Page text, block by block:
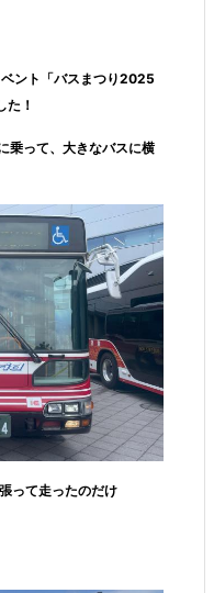
ント「バスまつり2025
た！
乗って、大きなバスに横
って走ったのだけ